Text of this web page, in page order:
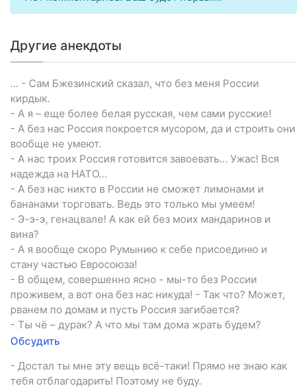
Другие анекдоты
... - Сам Бжезинский сказал, что без меня России
кирдык.
- А я – еще более белая русская, чем сами русские!
- А без нас Россия покроется мусором, да и строить они
вообще не умеют.
- А нас троих Россия готовится завоевать… Ужас! Вся
надежда на НАТО…
- А без нас никто в России не сможет лимонами и
бананами торговать. Ведь это только мы умеем!
- Э-э-э, генацвале! А как ей без моих мандаринов и
вина?
- А я вообще скоро Румынию к себе присоединю и
стану частью Евросоюза!
- В общем, совершенно ясно - мы-то без России
проживем, а вот она без нас никуда! - Так что? Может,
рванем по домам и пусть Россия загибается?
- Ты чё – дурак? А что мы там дома жрать будем?
Обсудить
- Достал ты мне эту вещь всё-таки! Прямо не знаю как
тебя отблагодарить! Поэтому не буду.